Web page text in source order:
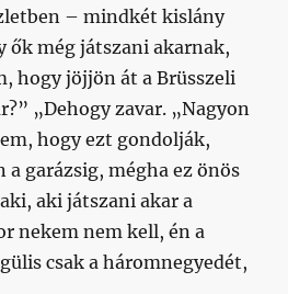
– mindkét kislány
ők még játszani akarnak,
hogy jöjjön át a Brüsszeli
„Dehogy zavar. „Nagyon
hogy ezt gondolják,
a garázsig, mégha ez önös
aki játszani akar a
nekem nem kell, én a
csak a háromnegyedét,